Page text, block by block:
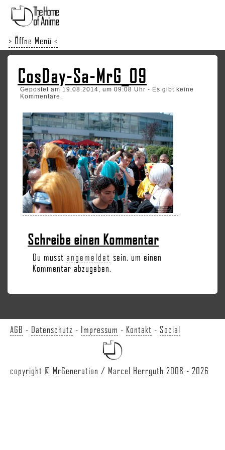
> Öffne Menü <
CosDay-Sa-MrG_09
Gepostet am 19.08.2014, um 09:08 Uhr - Es gibt keine
Kommentare.
Schreibe einen Kommentar
Du musst angemeldet sein, um einen
Kommentar abzugeben.
AGB - Datenschutz - Impressum - Kontakt - Social
copyright © MrGeneration / Marcel Herrguth 2008 - 2026